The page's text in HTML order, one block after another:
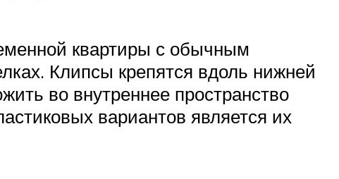
квартиры с обычным
Клипсы крепятся вдоль нижней
во внутреннее пространство
вариантов является их